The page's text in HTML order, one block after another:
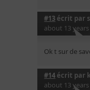
#13 écrit par
about 13
Ok t sur de
#14 écrit par
about 13